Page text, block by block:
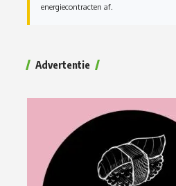
energiecontracten af.
Advertentie